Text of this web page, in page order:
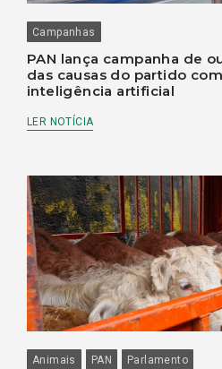
Campanhas
PAN lança campanha de
das causas do partido
inteligência artificial
LER NOTÍCIA
Animais PAN Parlamento